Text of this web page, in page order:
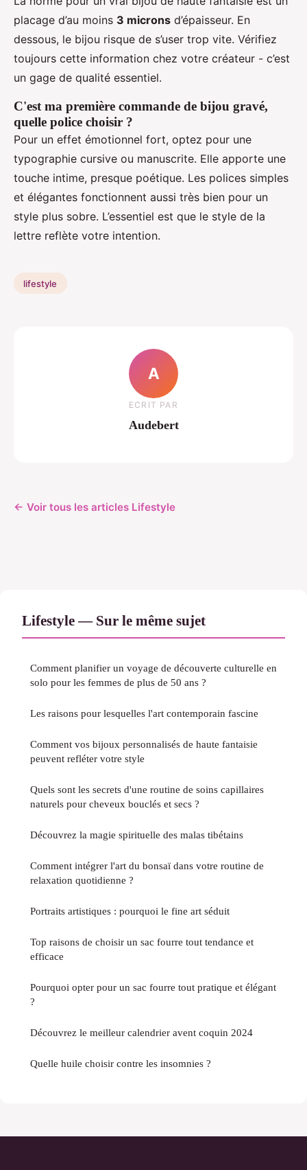
placage d’au moins 3 microns d’épaisseur. En
dessous, le bijou risque de s’user trop vite. Vérifiez
toujours cette information chez votre créateur - c’est
un gage de qualité essentiel.
C'est ma première commande de bijou gravé,
quelle police choisir ?
Pour un effet émotionnel fort, optez pour une
typographie cursive ou manuscrite. Elle apporte une
touche intime, presque poétique. Les polices simples
et élégantes fonctionnent aussi très bien pour un
style plus sobre. L’essentiel est que le style de la
lettre reflète votre intention.
lifestyle
A
ECRIT PAR
Audebert
← Voir tous les articles Lifestyle
Lifestyle — Sur le même sujet
Comment planifier un voyage de découverte culturelle en
solo pour les femmes de plus de 50 ans ?
Les raisons pour lesquelles l'art contemporain fascine
Comment vos bijoux personnalisés de haute fantaisie
peuvent refléter votre style
Quels sont les secrets d'une routine de soins capillaires
naturels pour cheveux bouclés et secs ?
Découvrez la magie spirituelle des malas tibétains
Comment intégrer l'art du bonsaï dans votre routine de
relaxation quotidienne ?
Portraits artistiques : pourquoi le fine art séduit
Top raisons de choisir un sac fourre tout tendance et
efficace
Pourquoi opter pour un sac fourre tout pratique et élégant
?
Découvrez le meilleur calendrier avent coquin 2024
Quelle huile choisir contre les insomnies ?